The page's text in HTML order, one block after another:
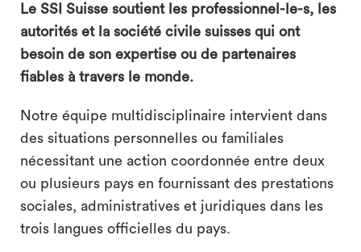
Le SSI Suisse soutient les professionnel-le-s, les
autorités et la société civile suisses qui ont
besoin de son expertise ou de partenaires
fiables à travers le monde.
Notre équipe multidisciplinaire intervient dans
des situations personnelles ou familiales
nécessitant une action coordonnée entre deux
ou plusieurs pays en fournissant des prestations
sociales, administratives et juridiques dans les
trois langues officielles du pays.